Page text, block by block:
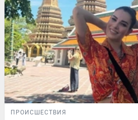
ПРОИСШЕСТВИЯ